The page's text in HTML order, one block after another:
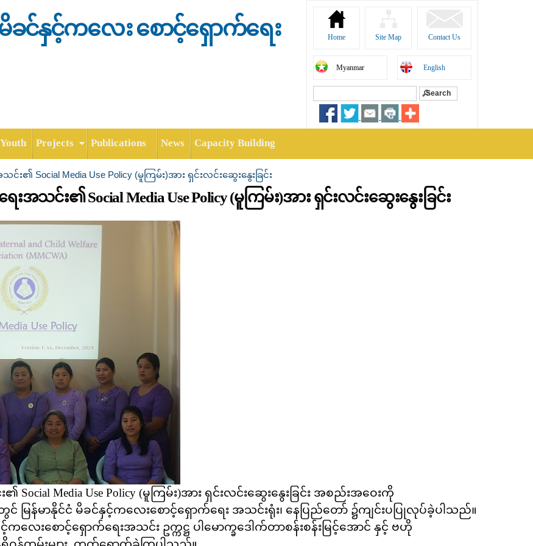
content
မိခင်နှင့်ကလေး စောင့်ရှောက်ရေး
Home Site Map Contact Us
Myanmar English
Search form
Youth Projects Publications News Capacity Building
၏ Social Media Use Policy (မူကြမ်း)အား ရှင်းလင်းဆွေးနွေးခြင်း
အသင်း၏ Social Media Use Policy (မူကြမ်း)အား ရှင်းလင်းဆွေးနွေးခြင်း
Media Use Policy (မူကြမ်း)အား ရှင်းလင်းဆွေးနွေးခြင်း အစည်းအဝေးကို
မြန်မာနိုင်ငံ မိခင်နှင့်ကလေးစောင့်ရှောက်ရေး အသင်းရုံး၊ နေပြည်တော် ၌ကျင်းပပြုလုပ်ခဲ့ပါသည်။
စောင့်ရှောက်ရေးအသင်း ဥက္ကဋ္ဌ ပါမောက္ခဒေါက်တာစန်းစန်းမြင့်အောင် နှင့် ဗဟို